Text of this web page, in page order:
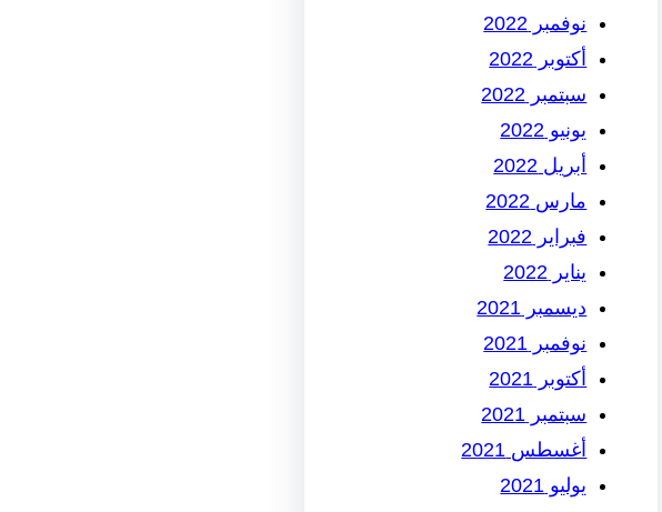
نوفمبر 2022
أكتوبر 2022
سبتمبر 2022
يونيو 2022
أبريل 2022
مارس 2022
فبراير 2022
يناير 2022
ديسمبر 2021
نوفمبر 2021
أكتوبر 2021
سبتمبر 2021
أغسطس 2021
يوليو 2021